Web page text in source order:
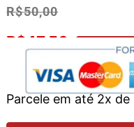
R$50,00
R$ 47,50
Parcele em até 2x de